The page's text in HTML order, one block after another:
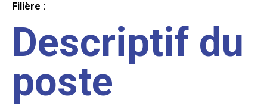
Filière :
Descriptif du
poste